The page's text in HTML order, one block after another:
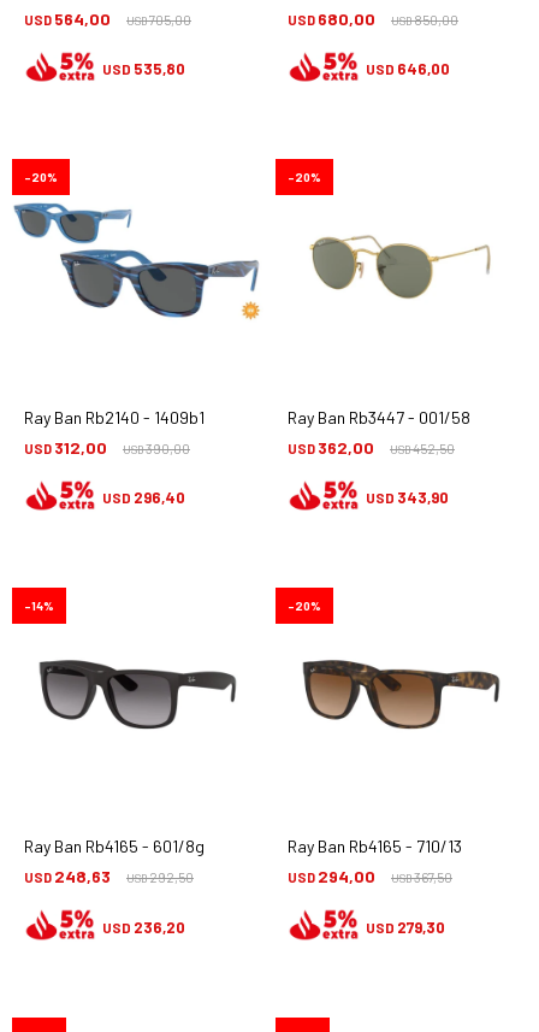
USD 564,00 USD705,00
USD 535,80
USD 680,00 USD850,00
USD 646,00
Ray Ban Rb2140 - 1409b1
USD 312,00 USD390,00
20
USD 296,40
Ray Ban Rb3447 - 001/58
USD 362,00 USD452,50
20
USD 343,90
Ray Ban Rb4165 - 601/8g
USD 248,63 USD292,50
14
USD 236,20
Ray Ban Rb4165 - 710/13
USD 294,00 USD367,50
20
USD 279,30